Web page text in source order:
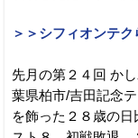
＞＞シフィオンテ
先月の第２４回 か
葉県柏市/吉田記念
を飾った２８歳の